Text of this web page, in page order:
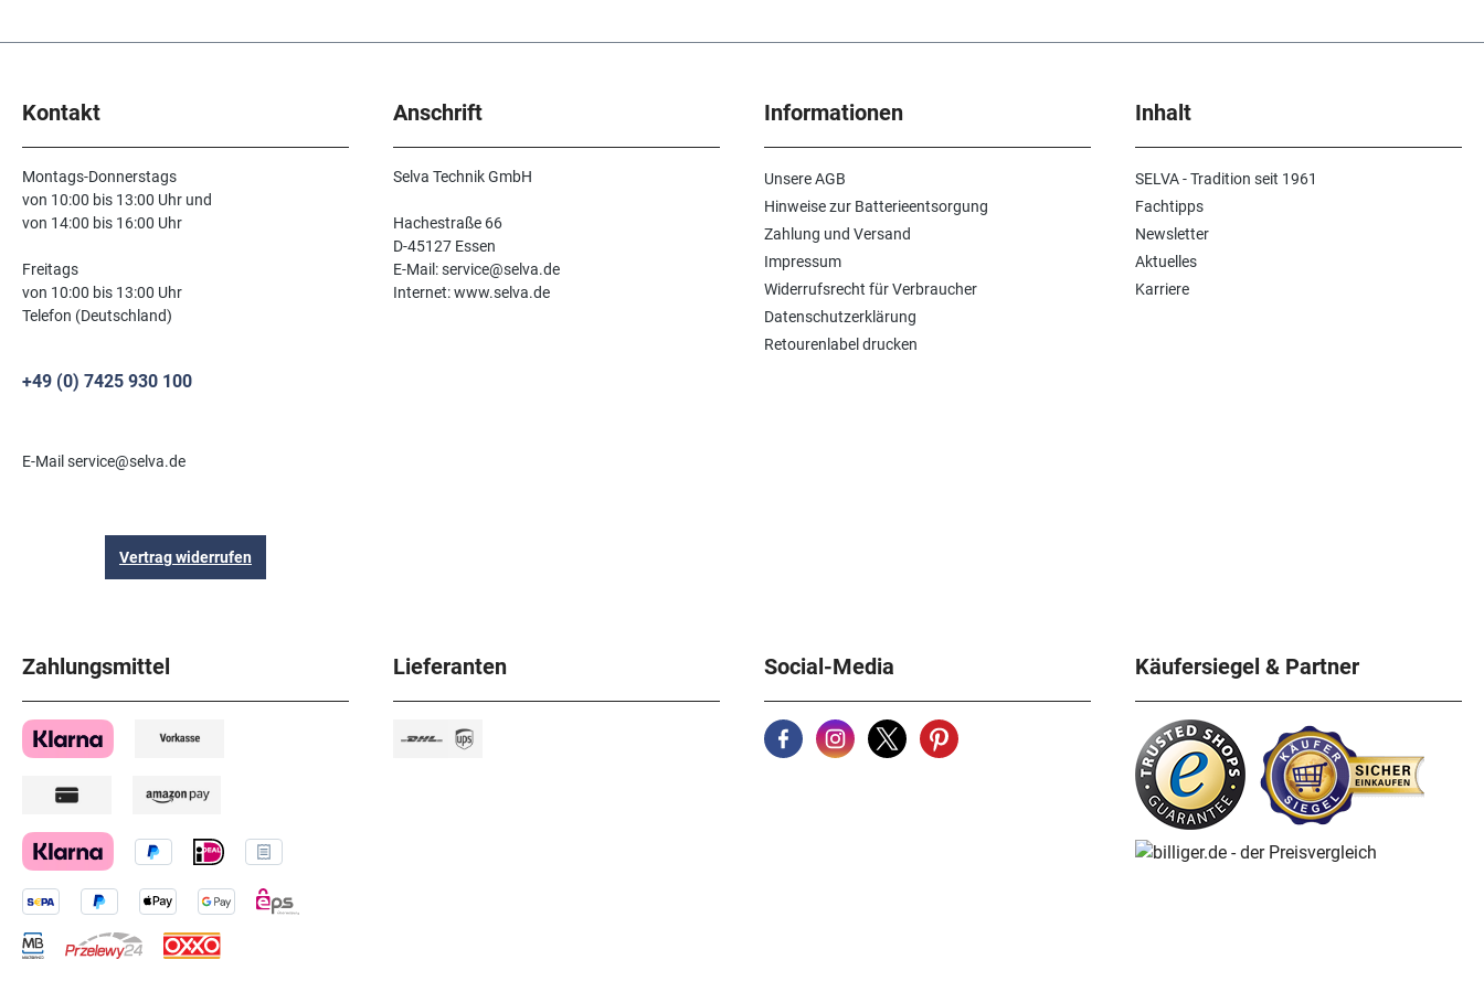
Kontakt
Montags-Donnerstags
von 10:00 bis 13:00 Uhr und
von 14:00 bis 16:00 Uhr
Freitags
von 10:00 bis 13:00 Uhr
Telefon (Deutschland)
+49 (0) 7425 930 100
E-Mail service@selva.de
Vertrag widerrufen
Anschrift
Selva Technik GmbH
Hachestraße 66
D-45127 Essen
E-Mail: service@selva.de
Internet: www.selva.de
Informationen
Unsere AGB
Hinweise zur Batterieentsorgung
Zahlung und Versand
Impressum
Widerrufsrecht für Verbraucher
Datenschutzerklärung
Retourenlabel drucken
Inhalt
SELVA - Tradition seit 1961
Fachtipps
Newsletter
Aktuelles
Karriere
Zahlungsmittel Lieferanten Social-Media Käufersiegel & Partner